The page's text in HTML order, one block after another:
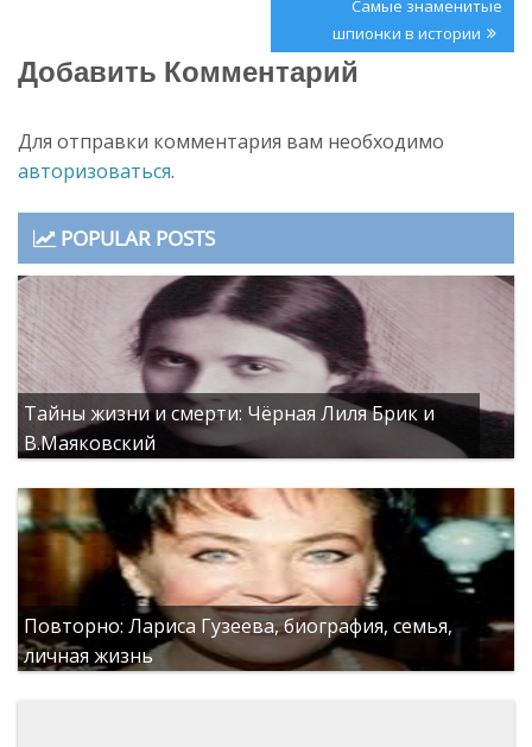
Next
Post:
Самые знаменитые
шпионки в истории
Добавить Комментарий
Для отправки комментария вам необходимо
авторизоваться.
POPULAR POSTS
Тайны жизни и смерти: Чёрная Лиля Брик и
В.Маяковский
Повторно: Лариса Гузеева, биография, семья,
личная жизнь